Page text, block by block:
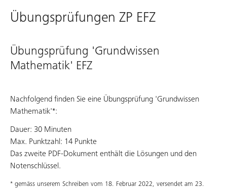
Übungsprüfungen ZP EFZ
Übungsprüfung 'Grundwissen
Mathematik' EFZ
Nachfolgend finden Sie eine Übungsprüfung 'Grundwissen
Mathematik'*:
Dauer: 30 Minuten
Max. Punktzahl: 14 Punkte
Das zweite PDF-Dokument enthält die Lösungen und den
Notenschlüssel.
* gemäss unserem Schreiben vom 18. Februar 2022, versendet am 23.